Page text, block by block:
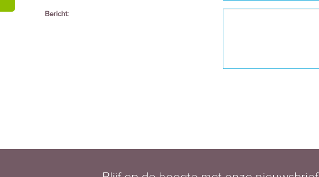
Bericht: